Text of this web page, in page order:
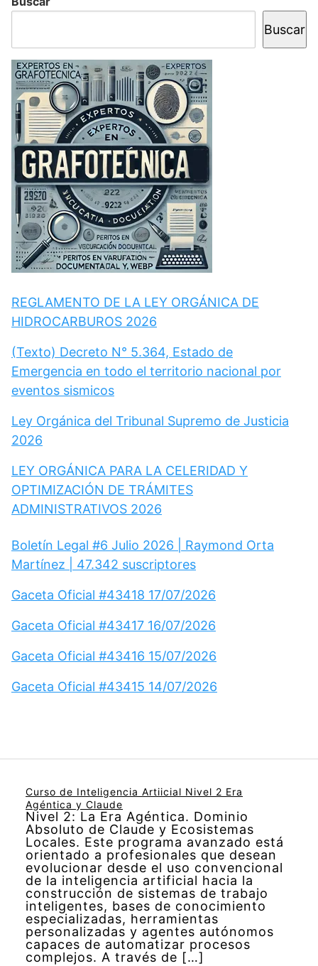
Buscar
REGLAMENTO DE LA LEY ORGÁNICA DE
HIDROCARBUROS 2026
(Texto) Decreto N° 5.364, Estado de
Emergencia en todo el territorio nacional por
eventos sismicos
Ley Orgánica del Tribunal Supremo de Justicia
2026
LEY ORGÁNICA PARA LA CELERIDAD Y
OPTIMIZACIÓN DE TRÁMITES
ADMINISTRATIVOS 2026
Boletín Legal #6 Julio 2026 | Raymond Orta
Martínez | 47.342 suscriptores
Gaceta Oficial #43418 17/07/2026
Gaceta Oficial #43417 16/07/2026
Gaceta Oficial #43416 15/07/2026
Gaceta Oficial #43415 14/07/2026
Curso de Inteligencia Artiicial Nivel 2 Era
Agéntica y Claude
Nivel 2: La Era Agéntica. Dominio
Absoluto de Claude y Ecosistemas
Locales. Este programa avanzado está
orientado a profesionales que desean
evolucionar desde el uso convencional
de la inteligencia artificial hacia la
construcción de sistemas de trabajo
inteligentes, bases de conocimiento
especializadas, herramientas
personalizadas y agentes autónomos
capaces de automatizar procesos
complejos. A través de […]